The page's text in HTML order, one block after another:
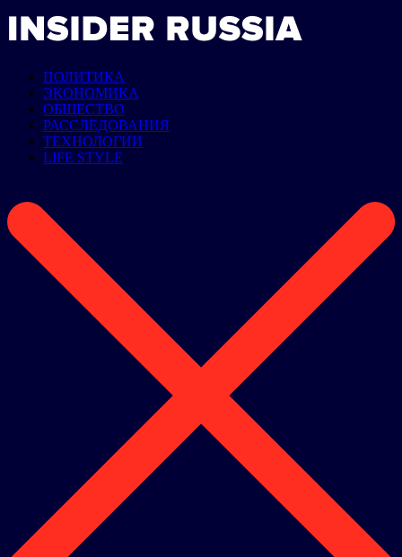
ПОЛИТИКА
ЭКОНОМИКА
ОБЩЕСТВО
РАССЛЕДОВАНИЯ
ТЕХНОЛОГИИ
LIFE STYLE